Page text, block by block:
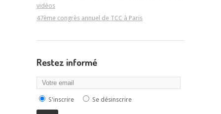
vidéos
47ème congrès annuel de TCC à Paris
Restez informé
S'inscrire Se désinscrire